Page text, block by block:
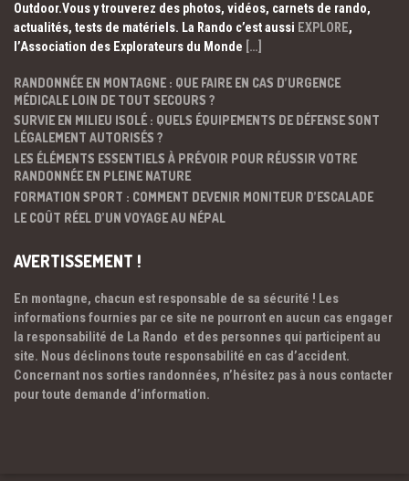
Outdoor.Vous y trouverez des photos, vidéos, carnets de rando,
actualités, tests de matériels. La Rando c’est aussi EXPLORE,
l’Association des Explorateurs du Monde […]
RANDONNÉE EN MONTAGNE : QUE FAIRE EN CAS D’URGENCE
MÉDICALE LOIN DE TOUT SECOURS ?
SURVIE EN MILIEU ISOLÉ : QUELS ÉQUIPEMENTS DE DÉFENSE SONT
LÉGALEMENT AUTORISÉS ?
LES ÉLÉMENTS ESSENTIELS À PRÉVOIR POUR RÉUSSIR VOTRE
RANDONNÉE EN PLEINE NATURE
FORMATION SPORT : COMMENT DEVENIR MONITEUR D’ESCALADE
LE COÛT RÉEL D’UN VOYAGE AU NÉPAL
AVERTISSEMENT !
En montagne, chacun est responsable de sa sécurité ! Les
informations fournies par ce site ne pourront en aucun cas engager
la responsabilité de La Rando et des personnes qui participent au
site. Nous déclinons toute responsabilité en cas d’accident.
Concernant nos sorties randonnées, n’hésitez pas à nous contacter
pour toute demande d’information.